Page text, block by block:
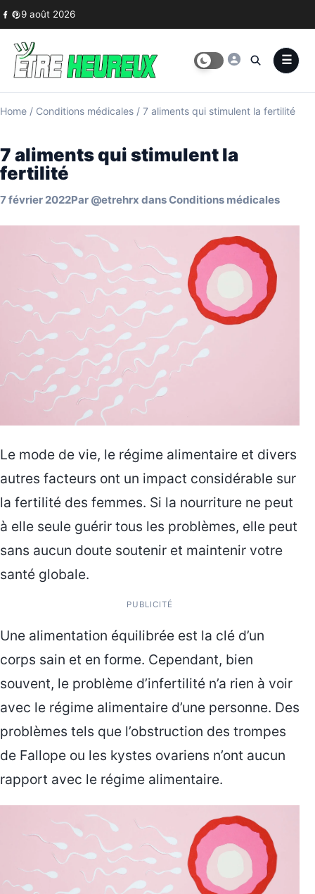
Skip to content
9 août 2026
Home / Conditions médicales / 7 aliments qui stimulent la fertilité
7 aliments qui stimulent la
fertilité
7 février 2022Par @etrehrx dansConditions médicales
Le mode de vie, le régime alimentaire et divers
autres facteurs ont un impact considérable sur
la fertilité des femmes. Si la nourriture ne peut
à elle seule guérir tous les problèmes, elle peut
sans aucun doute soutenir et maintenir votre
santé globale.
PUBLICITÉ
Une alimentation équilibrée est la clé d’un
corps sain et en forme. Cependant, bien
souvent, le problème d’infertilité n’a rien à voir
avec le régime alimentaire d’une personne. Des
problèmes tels que l’obstruction des trompes
de Fallope ou les kystes ovariens n’ont aucun
rapport avec le régime alimentaire.